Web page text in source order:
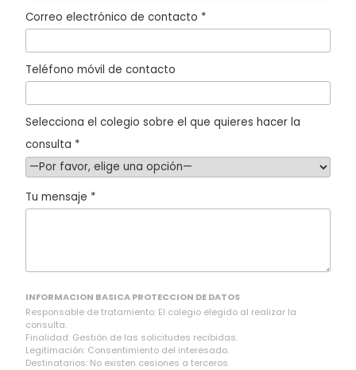
Correo electrónico de contacto *
Teléfono móvil de contacto
Selecciona el colegio sobre el que quieres hacer la
consulta *
Tu mensaje *
INFORMACION BASICA PROTECCION DE DATOS
Responsable de tratamiento: El colegio elegido al realizar la
consulta.
Finalidad: Gestión de las solicitudes recibidas.
Legitimación: Consentimiento del interesado.
Destinatarios: No existen cesiones a terceros.